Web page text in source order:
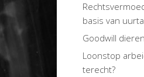
basis van
Goodwill
Loonstop
terecht?